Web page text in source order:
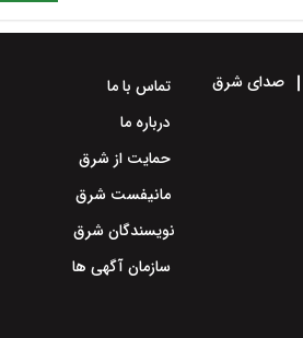
صدای شرق
تماس با ما
درباره ما
حمایت از شرق
مانیفست شرق
نویسندگان شرق
سازمان آگهی ها